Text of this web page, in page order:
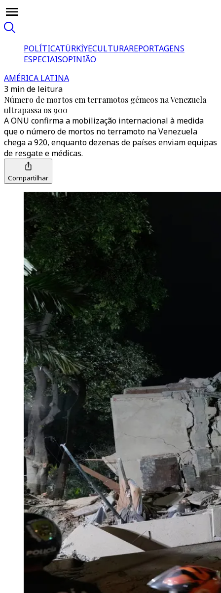
POLÍTICATÜRKİYECULTURAREPORTAGENS
ESPECIAISOPINIÃO
AMÉRICA LATINA
3 min de leitura
Número de mortos em terramotos gémeos na Venezuela
ultrapassa os 900
A ONU confirma a mobilização internacional à medida
que o número de mortos no terramoto na Venezuela
chega a 920, enquanto dezenas de países enviam equipas
de resgate e médicas.
Compartilhar